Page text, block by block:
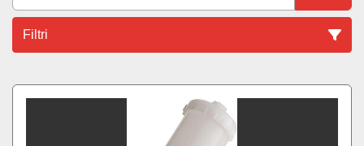
Filtri
Tutte le categorie
Ordina per